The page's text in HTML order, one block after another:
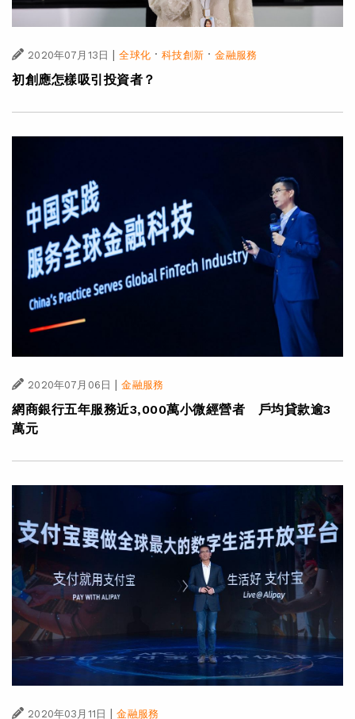
2020年07月13日 | 全球化·科技創新·金融服務
初創應怎樣吸引投資者？
2020年07月06日 | 金融服務
網商銀行五年服務近3,000萬小微經營者 戶均貸款逾3
萬元
2020年03月11日 | 金融服務